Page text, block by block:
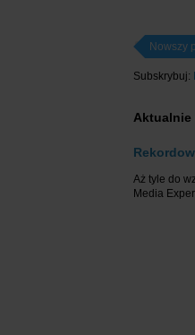
Nowszy
Subskrybuj:
Aktualnie
Aż tyle do
Media